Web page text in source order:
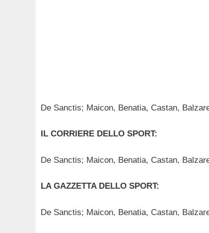
De Sanctis; Maicon, Benatia, Castan,
IL CORRIERE DELLO SPORT:
De Sanctis; Maicon, Benatia, Castan,
LA GAZZETTA DELLO SPORT:
De Sanctis; Maicon, Benatia, Castan,